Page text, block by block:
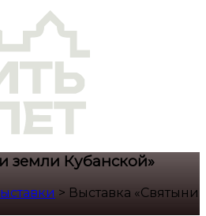
земли Кубанской»
> Выставка «Святыни